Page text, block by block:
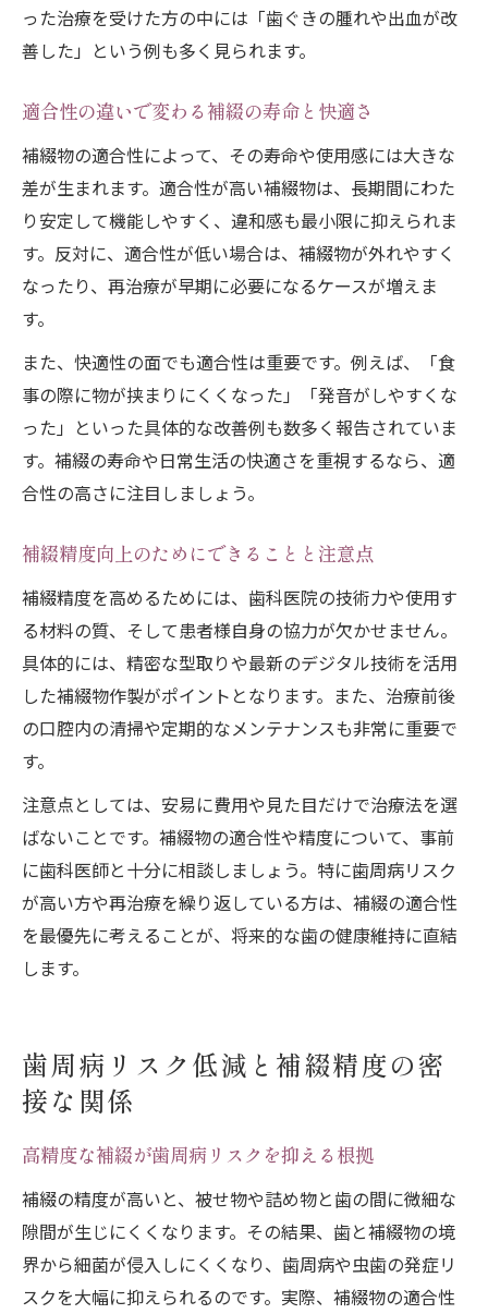
った治療を受けた方の中には「歯ぐきの腫れや出血が改
善した」という例も多く見られます。
適合性の違いで変わる補綴の寿命と快適さ
補綴物の適合性によって、その寿命や使用感には大きな
差が生まれます。適合性が高い補綴物は、長期間にわた
り安定して機能しやすく、違和感も最小限に抑えられま
す。反対に、適合性が低い場合は、補綴物が外れやすく
なったり、再治療が早期に必要になるケースが増えま
す。
また、快適性の面でも適合性は重要です。例えば、「食
事の際に物が挟まりにくくなった」「発音がしやすくな
った」といった具体的な改善例も数多く報告されていま
す。補綴の寿命や日常生活の快適さを重視するなら、適
合性の高さに注目しましょう。
補綴精度向上のためにできることと注意点
補綴精度を高めるためには、歯科医院の技術力や使用す
る材料の質、そして患者様自身の協力が欠かせません。
具体的には、精密な型取りや最新のデジタル技術を活用
した補綴物作製がポイントとなります。また、治療前後
の口腔内の清掃や定期的なメンテナンスも非常に重要で
す。
注意点としては、安易に費用や見た目だけで治療法を選
ばないことです。補綴物の適合性や精度について、事前
に歯科医師と十分に相談しましょう。特に歯周病リスク
が高い方や再治療を繰り返している方は、補綴の適合性
を最優先に考えることが、将来的な歯の健康維持に直結
します。
歯周病リスク低減と補綴精度の密
接な関係
高精度な補綴が歯周病リスクを抑える根拠
補綴の精度が高いと、被せ物や詰め物と歯の間に微細な
隙間が生じにくくなります。その結果、歯と補綴物の境
界から細菌が侵入しにくくなり、歯周病や虫歯の発症リ
スクを大幅に抑えられるのです。実際、補綴物の適合性